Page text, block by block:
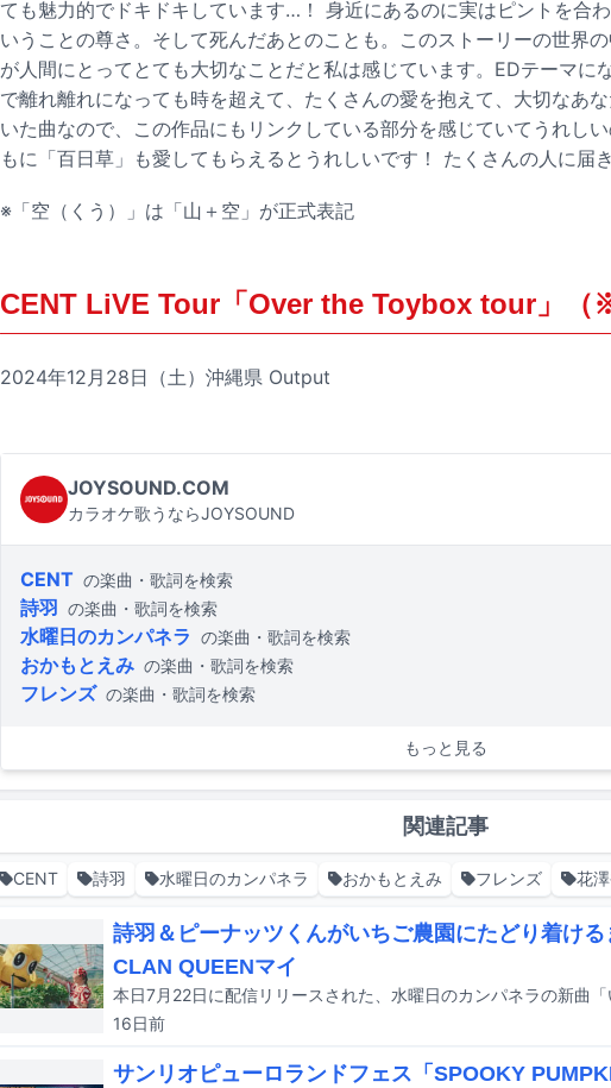
ても魅力的でドキドキしています…！ 身近にあるのに実はピントを合
いうことの尊さ。そして死んだあとのことも。このストーリーの世界
が人間にとってとても大切なことだと私は感じています。EDテーマに
で離れ離れになっても時を超えて、たくさんの愛を抱えて、大切なあ
いた曲なので、この作品にもリンクしている部分を感じていてうれし
もに「百日草」も愛してもらえるとうれしいです！ たくさんの人に届
※「空（くう）」は「山＋空」が正式表記
CENT LiVE Tour「Over the Toybox tour」（
2024年12月28日（土）沖縄県 Output
JOYSOUND.COM
カラオケ歌うならJOYSOUND
CENT の楽曲・歌詞を検索
詩羽 の楽曲・歌詞を検索
水曜日のカンパネラ の楽曲・歌詞を検索
おかもとえみ の楽曲・歌詞を検索
フレンズ の楽曲・歌詞を検索
もっと見る
関連記事
CENT 詩羽 水曜日のカンパネラ おかもとえみ フレンズ 花
詩羽＆ピーナッツくんがいちご農園にたどり着け
CLAN QUEENマイ
16日前
サンリオピューロランドフェス「SPOOKY